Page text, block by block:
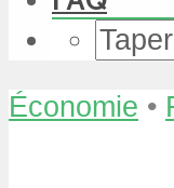
Économie •